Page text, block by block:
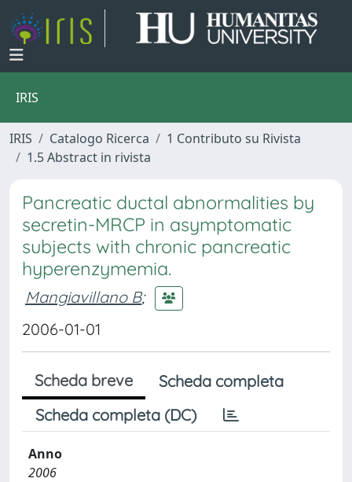
IRIS
IRIS Catalogo Ricerca
1 Contributo su Rivista
1.5 Abstract in rivista
Pancreatic ductal abnormalities by
secretin-MRCP in asymptomatic
subjects with chronic pancreatic
hyperenzymemia.
Mangiavillano B;
2006-01-01
Scheda breve
Scheda completa
Scheda completa (DC)
Anno
2006